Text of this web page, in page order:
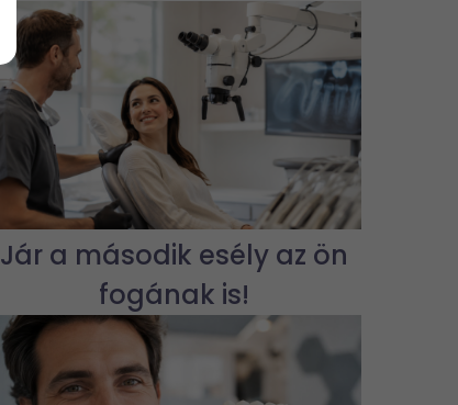
Jár a második esély az ön
fogának is!